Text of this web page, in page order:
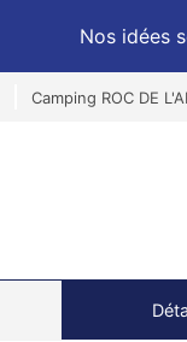
Nos idées
Camping ROC DE